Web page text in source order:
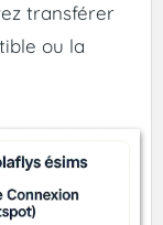
transférer
ou la